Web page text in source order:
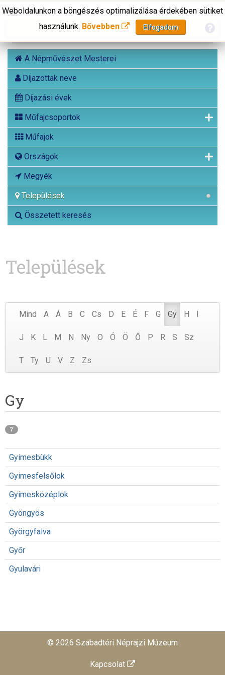
A Népművészet Mesterei
Díjazottak neve
Díjazási évek
Műfajcsoportok
Műfajok
Országok
Megyék
Települések
Összetett keresés
Weboldalunkon a böngészés optimalizálása érdekében sütiket
használunk. Bővebben Elfogadom
Települések
Mind A Á B C Cs D E É F G Gy H
J K L M N Ny O Ó Ö Ő P R S Sz
T Ty U V Z Zs
Gy
7
Gyimesbükk
Gyimesfelsőlok
Gyimesközéplok
Gyöngyös
Györgyfalva
Győr
Gyulavári
© 2026 Szabadtéri Néprajzi Múzeum
Kapcsolat